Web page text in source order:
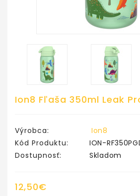
Ion8 Fľaša 350ml Leak
Výrobca:
Ion8
Kód Produktu:
ION-
Dostupnosť:
Skladom
12,50€